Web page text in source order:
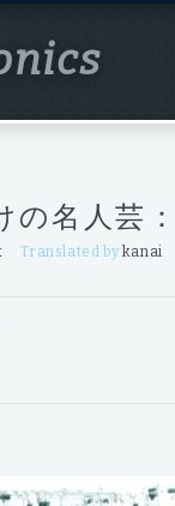
の名人芸
Translated by kanai